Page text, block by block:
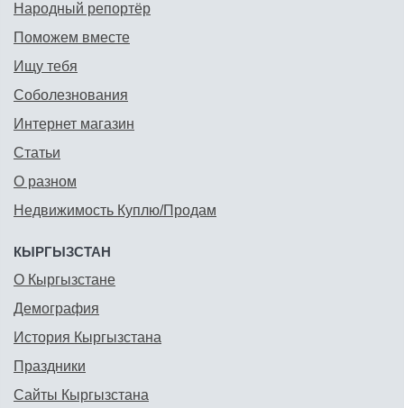
Народный репортёр
Поможем вместе
Ищу тебя
Соболезнования
Интернет магазин
Статьи
О разном
Недвижимость Куплю/Продам
КЫРГЫЗСТАН
О Кыргызстане
Демография
История Кыргызстана
Праздники
Сайты Кыргызстана